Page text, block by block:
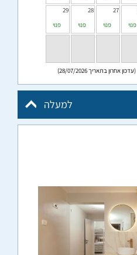
פנוי
27
פנוי
28
פנוי
29
פנוי
(עדכון אחרון בתאריך 28/07/2026)
למעלה